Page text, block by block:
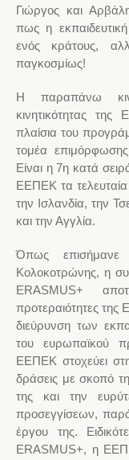
Γιώργος και
πως η εκπαιδευτική
ενός κράτους,
παγκοσμίως!
Η παραπάνω
κινητικότητας
πλαίσια του
τομέα
Είναι η 7η κατά
ΕΕΠΕΚ τα
την Ισλανδία, την
και την Αγγλία.
Όπως
Κολοκοτρώνης, η
ERASMUS+
προτεραιότητες της
διεύρυνση των
του ευρωπαϊκού
ΕΕΠΕΚ στοχεύει
δράσεις με σκοπό
της και την
προσεγγίσεων,
έργου της.
ERASMUS+, η